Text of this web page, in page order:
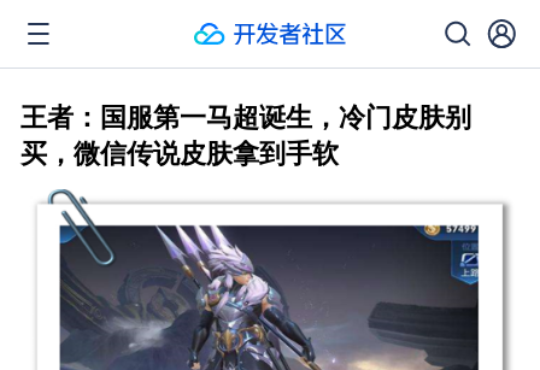
王者：国服第一马超诞生，冷门皮肤别
买，微信传说皮肤拿到手软